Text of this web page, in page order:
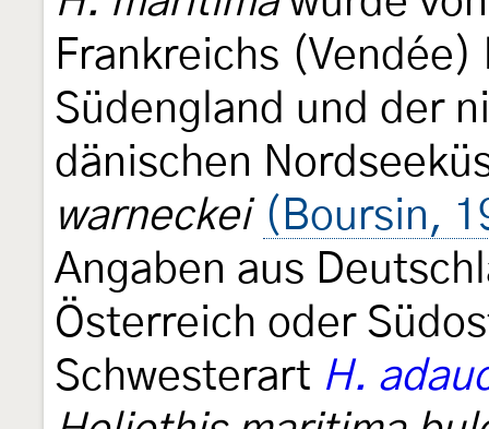
Frankreichs
Südengland und der
dänischen
warneckei (Boursin,
Angaben aus
Österreich oder
Schwesterart H.